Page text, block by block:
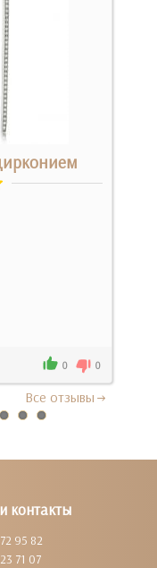
0 0
Все отзывы
контакты
95 82
71 07